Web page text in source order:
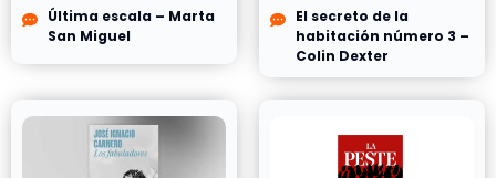
Última escala – Marta
San Miguel
El secreto de la
habitación número 3 –
Colin Dexter